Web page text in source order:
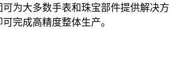
为大多数手表和珠宝部件提供解决方
完成高精度整体生产。